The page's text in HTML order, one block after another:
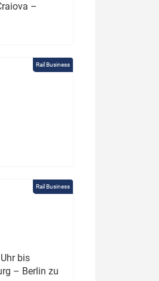
–
Rail Business
Rail Business
bis
– Berlin zu